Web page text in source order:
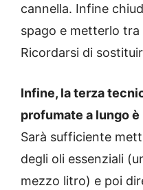
cannella. Infine
spago e metterlo tra
Ricordarsi di
Infine, la terza
profumate a lungo è
Sarà sufficiente
degli oli essenziali
mezzo litro) e poi